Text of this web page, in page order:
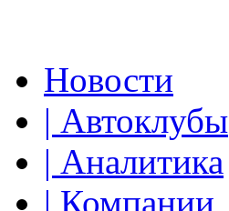
Новости
| Автоклубы
| Аналитика
| Компании